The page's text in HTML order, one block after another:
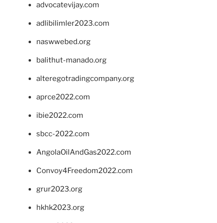
advocatevijay.com
adlibilimler2023.com
naswwebed.org
balithut-manado.org
alteregotradingcompany.org
aprce2022.com
ibie2022.com
sbcc-2022.com
AngolaOilAndGas2022.com
Convoy4Freedom2022.com
grur2023.org
hkhk2023.org